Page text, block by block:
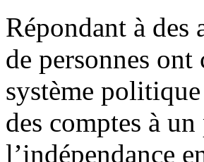
Répondant à des
de personnes
système
des comptes à
l’indépendance